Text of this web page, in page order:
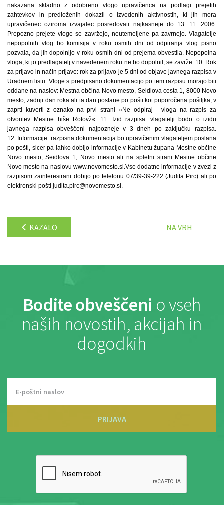
nakazana skladno z odobreno vlogo upravičenca na podlagi prejetih
zahtevkov in predloženih dokazil o izvedenih aktivnostih, ki jih mora
upravičenec oziroma izvajalec posredovati najkasneje do 13. 11. 2006.
Prepozno prejete vloge se zavržejo, neutemeljene pa zavrnejo. Vlagatelje
nepopolnih vlog bo komisija v roku osmih dni od odpiranja vlog pisno
pozvala, da jih dopolnijo v roku osmih dni od prejema obvestila. Nepopolna
vloga, ki jo predlagatelj v navedenem roku ne bo dopolnil, se zavrže. 10. Rok
za prijavo in način prijave: rok za prijavo je 5 dni od objave javnega razpisa v
Uradnem listu. Vloge s predpisano dokumentacijo po tem razpisu morajo biti
oddane na naslov: Mestna občina Novo mesto, Seidlova cesta 1, 8000 Novo
mesto, zadnji dan roka ali ta dan poslane po pošti kot priporočena pošiljka, v
zaprti kuverti z oznako na prvi strani »Ne odpiraj - vloga na razpis za
otvoritev Mestne hiše Rotovž«. 11. Izid razpisa: vlagatelji bodo o izidu
javnega razpisa obveščeni najpozneje v 3 dneh po zaključku razpisa.
12. Informacije: razpisna dokumentacija bo upravičenim vlagateljem poslana
po pošti, sicer pa lahko dobijo informacije v Kabinetu župana Mestne občine
Novo mesto, Seidlova 1, Novo mesto ali na spletni strani Mestne občine
Novo mesto na naslovu www.novomesto.si.Vse dodatne informacije v zvezi z
razpisom zainteresirani dobijo po telefonu 07/39-39-222 (Judita Pirc) ali po
elektronski pošti judita.pirc@novomesto.si.
KAZALO NA VRH
Bodite obveščeni o vseh
naših novostih, akcijah in
dogodkih
PRIJAVA